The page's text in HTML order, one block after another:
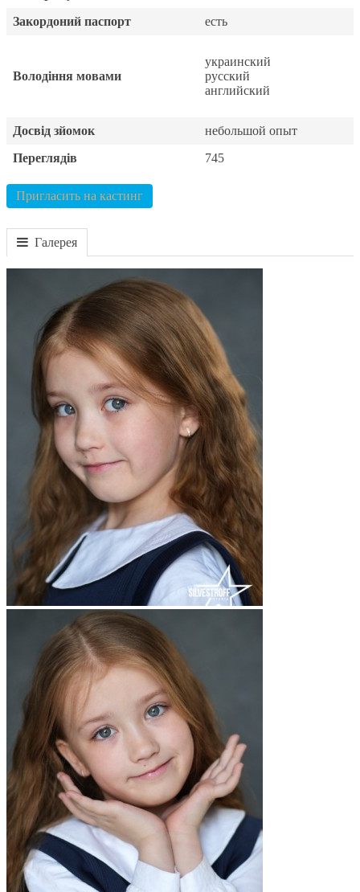
Закордоний паспорт
есть
Володіння мовами
украинский
русский
английский
Досвід зйомок
небольшой опыт
Переглядів
745
Пригласить на кастинг
Галерея